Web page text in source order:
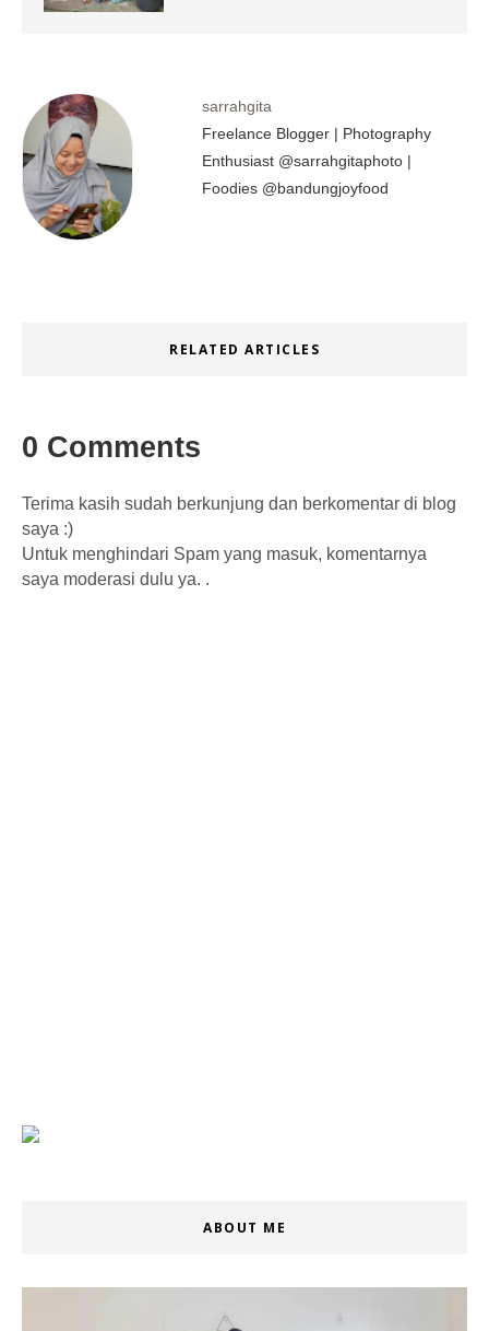
sarrahgita
Freelance Blogger | Photography
Enthusiast @sarrahgitaphoto |
Foodies @bandungjoyfood
RELATED ARTICLES
0 Comments
Terima kasih sudah berkunjung dan berkomentar di blog
saya :)
Untuk menghindari Spam yang masuk, komentarnya
saya moderasi dulu ya. .
ABOUT ME